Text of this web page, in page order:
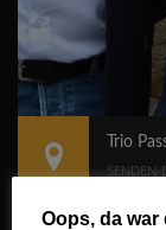
Trio
SENDEN-
Oops, da war